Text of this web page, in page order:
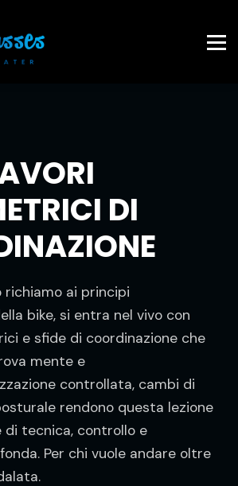
Accedi
DI
richiamo ai principi
bike, si entra nel vivo con
e sfide di coordinazione che
mente e
controllata, cambi di
rendono questa lezione
di tecnica, controllo e
Per chi vuole andare oltre